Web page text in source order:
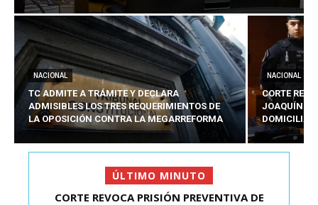
NACIONAL
TC ADMITE A TRÁMITE Y DECLARA
ADMISIBLES LOS TRES REQUERIMIENTOS DE
LA OPOSICIÓN CONTRA LA MEGARREFORMA
NACIONAL
CORTE
JOAQUÍN
ÚLTIMO MINUTO
CASO FIDEL ESPINOZA: SENADO PIDE “EVITAR
CORTE REVOCA PRISIÓN PREVENTIVA DE